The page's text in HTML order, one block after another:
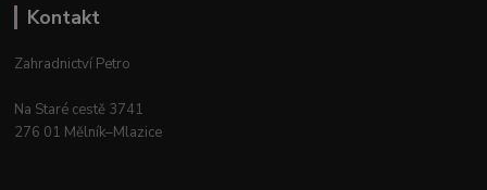
Kontakt
Zahradnictví Petro
Na Staré cestě 3741
276 01 Mělník–Mlazice